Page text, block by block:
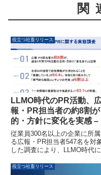
関
役立つ社畜リリース
LLMO時代のPR活動、
報・PR担当者の約8割が
的・方針に変化を実感 –
成AI引用意識84.4%、調
PRを約9割が評価
従業員300名以上の企業に所
る広報・PR担当者547名を対
した調査により、LLMO時代に
りました。約8割がPR活動の目
役立つ社畜リリース